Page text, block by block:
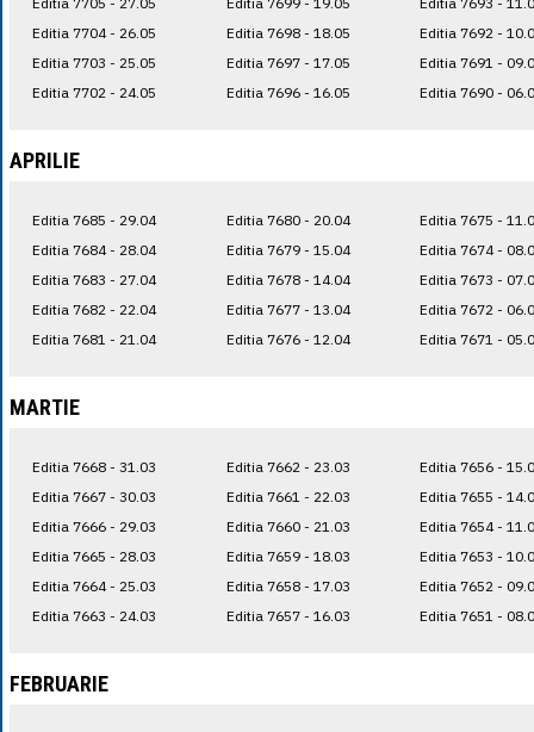
Editia 7704 - 26.05
Editia 7703 - 25.05
Editia 7702 - 24.05
Editia 7698 - 18.05
Editia 7697 - 17.05
Editia 7696 - 16.05
Editia 7692 -
Editia 7691 -
Editia 7690 -
APRILIE
Editia 7685 - 29.04
Editia 7684 - 28.04
Editia 7683 - 27.04
Editia 7682 - 22.04
Editia 7681 - 21.04
Editia 7680 - 20.04
Editia 7679 - 15.04
Editia 7678 - 14.04
Editia 7677 - 13.04
Editia 7676 - 12.04
Editia 7675 -
Editia 7674 -
Editia 7673 -
Editia 7672 -
Editia 7671 -
MARTIE
Editia 7668 - 31.03
Editia 7667 - 30.03
Editia 7666 - 29.03
Editia 7665 - 28.03
Editia 7664 - 25.03
Editia 7663 - 24.03
Editia 7662 - 23.03
Editia 7661 - 22.03
Editia 7660 - 21.03
Editia 7659 - 18.03
Editia 7658 - 17.03
Editia 7657 - 16.03
Editia 7656 -
Editia 7655 -
Editia 7654 -
Editia 7653 -
Editia 7652 -
Editia 7651 -
FEBRUARIE